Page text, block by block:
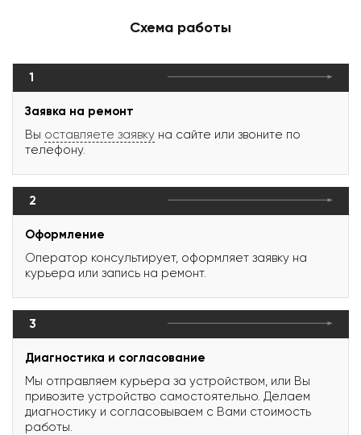
Схема работы
1
Заявка на ремонт
Вы оставляете заявку на сайте или звоните по
телефону.
2
Оформление
Оператор консультирует, оформляет заявку на
курьера или запись на ремонт.
3
Диагностика и согласование
Мы отправляем курьера за устройством, или Вы
привозите устройство самостоятельно. Делаем
диагностику и согласовываем с Вами стоимость
работы.